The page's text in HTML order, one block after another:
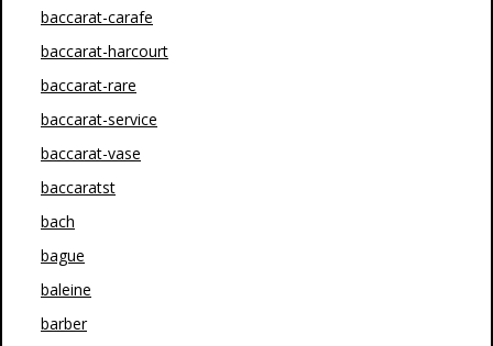
baccarat-carafe
baccarat-harcourt
baccarat-rare
baccarat-service
baccarat-vase
baccaratst
bach
bague
baleine
barber